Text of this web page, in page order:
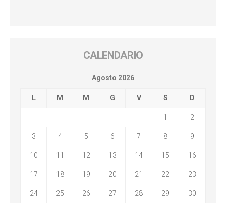
CALENDARIO
Agosto 2026
L M M G V S D
1 2
3 4 5 6 7 8 9
10 11 12 13 14 15 16
17 18 19 20 21 22 23
24 25 26 27 28 29 30